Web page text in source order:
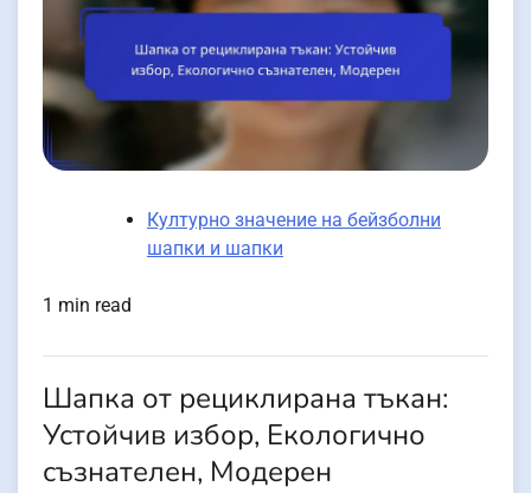
Културно значение на бейзболни
шапки и шапки
1 min read
Шапка от рециклирана тъкан:
Устойчив избор, Екологично
съзнателен, Модерен